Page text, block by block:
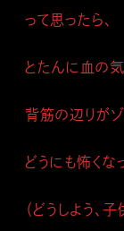
って思ったら、
とたんに血の気
背筋の辺りがゾ
どうにも怖くな
（どうしよう、